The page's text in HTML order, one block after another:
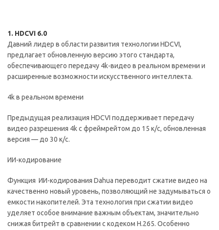
1. HDCVI 6.0
Давний лидер в области развития технологии HDCVI,
предлагает обновленную версию этого стандарта,
обеспечивающего передачу 4k-видео в реальном времени и
расширенные возможности искусственного интеллекта.
4k в реальном времени
Предыдущая реализация HDCVI поддерживает передачу
видео разрешения 4k с фреймрейтом до 15 к/с, обновленная
версия — до 30 к/с.
ИИ-кодирование
Функция ИИ-кодирования Dahua переводит сжатие видео на
качественно новый уровень, позволяющий не задумываться о
емкости накопителей. Эта технология при сжатии видео
уделяет особое внимание важным объектам, значительно
снижая битрейт в сравнении с кодеком H.265. Особенно